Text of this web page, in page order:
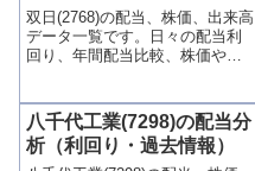
双日(2768)の配当、株価、出来高
データ一覧です。日々の配当利
回り、年間配当比較、株価や出
フでわかりやすく掲載、配当利
回りランキングも参考に！
八千代工業(7298)の配当分
析（利回り・過去情報）